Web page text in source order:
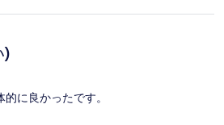
)
に良かったです。